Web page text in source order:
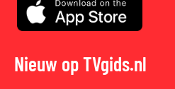
Nieuw op TVgids.nl